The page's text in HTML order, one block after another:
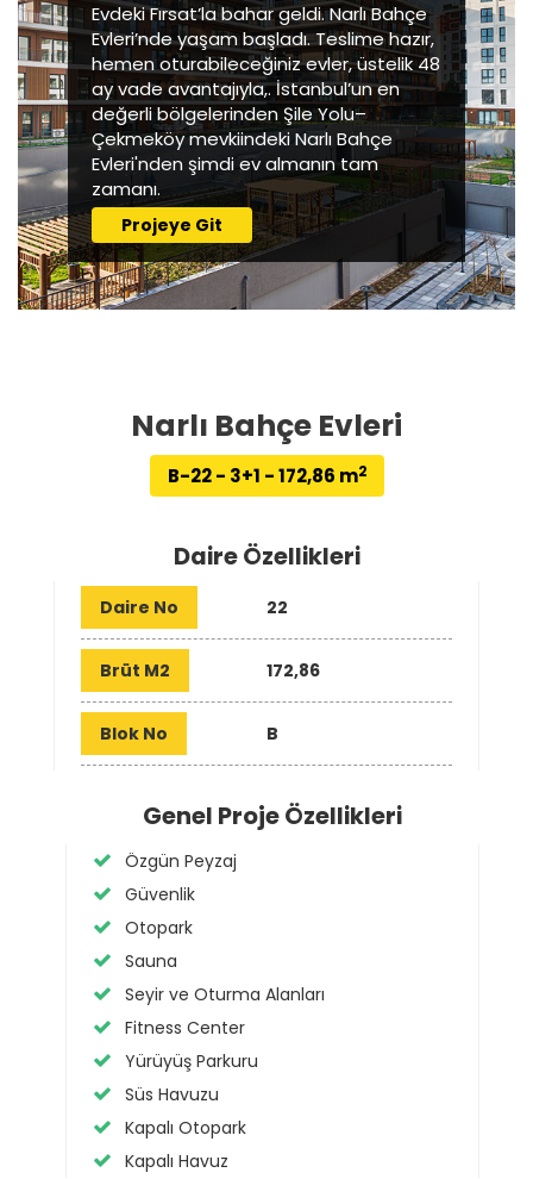
Evdeki Fırsat’la bahar geldi. Narlı Bahçe
Evleri’nde yaşam başladı. Teslime hazır,
hemen oturabileceğiniz evler, üstelik 48
ay vade avantajıyla,. İstanbul’un en
değerli bölgelerinden Şile Yolu–
Çekmeköy mevkiindeki Narlı Bahçe
Evleri'nden şimdi ev almanın tam
zamanı.
Projeye Git
Narlı Bahçe Evleri
B-22 - 3+1 - 172,86 m2
Daire Özellikleri
Daire No 22
Brüt M2 172,86
Blok No B
Genel Proje Özellikleri
Özgün Peyzaj
Güvenlik
Otopark
Sauna
Seyir ve Oturma Alanları
Fitness Center
Yürüyüş Parkuru
Süs Havuzu
Kapalı Otopark
Kapalı Havuz